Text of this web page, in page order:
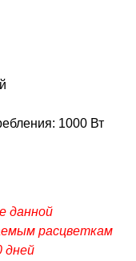
1000 Вт
данной
расцветкам
дней